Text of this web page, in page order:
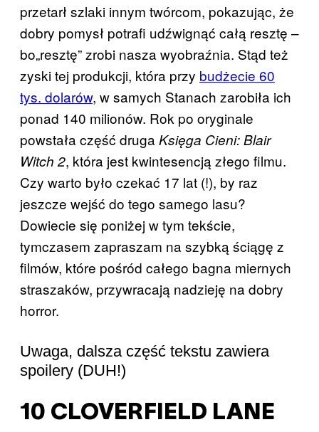
przetarł szlaki innym twórcom, pokazując, że
dobry pomysł potrafi udźwignąć całą resztę –
bo„resztę” zrobi nasza wyobraźnia. Stąd też
zyski tej produkcji, która przy budżecie 60
tys. dolarów, w samych Stanach zarobiła ich
ponad 140 milionów. Rok po oryginale
powstała część druga Księga Cieni: Blair
Witch 2, która jest kwintesencją złego filmu.
Czy warto było czekać 17 lat (!), by raz
jeszcze wejść do tego samego lasu?
Dowiecie się poniżej w tym tekście,
tymczasem zapraszam na szybką ściągę z
filmów, które pośród całego bagna miernych
straszaków, przywracają nadzieję na dobry
horror.
Uwaga, dalsza część tekstu zawiera
spoilery (DUH!)
10 CLOVERFIELD LANE